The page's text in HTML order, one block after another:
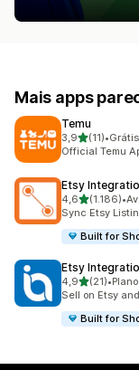
Mais apps
Temu
3,9de 5 estrelas
(11)
11 avaliações ao
•Grátis
Official Temu
Etsy
4,6de 5(1.186)
1186 •
Sync Etsy
Built for
Etsy
4,9de 5 estrelas
(21)
21 avaliações
•
Sell on Etsy
Built for